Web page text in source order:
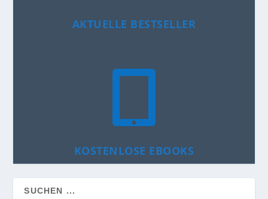
AKTUELLE BESTSELLER
KOSTENLOSE EBOOKS